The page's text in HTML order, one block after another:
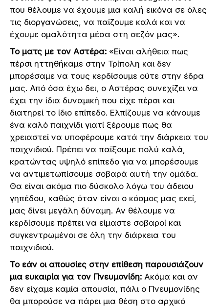
που θέλουμε να έχουμε μια καλή εικόνα σε όλες
τις διοργανώσεις, να παίζουμε καλά και να
έχουμε ομαλότητα μέσα στη σεζόν μας».
Το ματς με τον Αστέρα: «Είναι αλήθεια πως
πέρσι ηττηθήκαμε στην Τρίπολη και δεν
μπορέσαμε να τους κερδίσουμε ούτε στην έδρα
μας. Από όσα έχω δει, ο Αστέρας συνεχίζει να
έχει την ίδια δυναμική που είχε πέρσι και
διατηρεί το ίδιο επίπεδο. Ελπίζουμε να κάνουμε
ένα καλό παιχνίδι γιατί ξέρουμε πως θα
χρειαστεί να υποφέρουμε κατά την διάρκεια του
παιχνιδιού. Πρέπει να παίξουμε πολύ καλά,
κρατώντας υψηλό επίπεδο για να μπορέσουμε
να αντιμετωπίσουμε σοβαρά αυτή την ομάδα.
Θα είναι ακόμα πιο δύσκολο λόγω του άδειου
γηπέδου, καθώς όταν είναι ο κόσμος μας εκεί,
μας δίνει μεγάλη δύναμη. Αν θέλουμε να
κερδίσουμε πρέπει να είμαστε σοβαροί και
συγκεντρωμένοι σε όλη την διάρκεια του
παιχνιδιού.
Το εάν οι απουσίες στην επίθεση παρουσιάζουν
μια ευκαιρία για τον Πνευμονίδη: Ακόμα και αν
δεν είχαμε καμία απουσία, πάλι ο Πνευμονίδης
θα μπορούσε να πάρει μια θέση στο αρχικό